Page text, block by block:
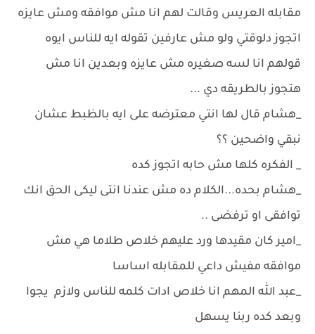
مقابله العريس وقالت لهم انا مش موافقه ومش عايزه
اتجوز دلوقتي ولو مش عارفين تقوله ايه للناس ايوه
قولهم انا لسه صغيره مش عايزه وبعدين انا مش
هتجوز بالطريقه دي ...
_هشام قال لها انتي معترضه على ايه بالظبط عشان
نبقي واضحين ؟؟
_ الفكره كلها مش حابه اتجوز كده
_هشام بحده...الكلام ده مش عندنا انتى ليكى الحق انك
توافقى او ترفضى ..
_امير كان مقيدها ورد عليهم خلاص طلاما هي مش
موافقه مفيش داعي للمقابله اساسا
_عبد الله المهم انا خلاص ادات كلمه للناس ولازم يجوا
وبعد كده ربنا يسهل